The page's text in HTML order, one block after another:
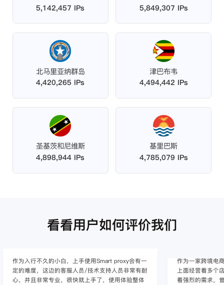
5,142,457 IPs
5,849,307 IPs
北马里亚纳群岛
4,420,265 IPs
津巴布韦
4,494,442 IPs
圣基茨和尼维斯
4,898,944 IPs
基里巴斯
4,785,079 IPs
看看用户如何评价我们
作为入行不久的小白，上手使用Smart proxy会有一
定的难度，这边的客服人员/技术支持人员非常有耐
心，并且非常专业，很快就上手了，使用体验整体
作为一家跨境电
上面经营着多个
着强烈的需求，